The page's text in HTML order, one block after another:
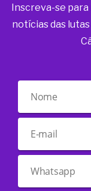
Inscreva-se para
notícias das lutas